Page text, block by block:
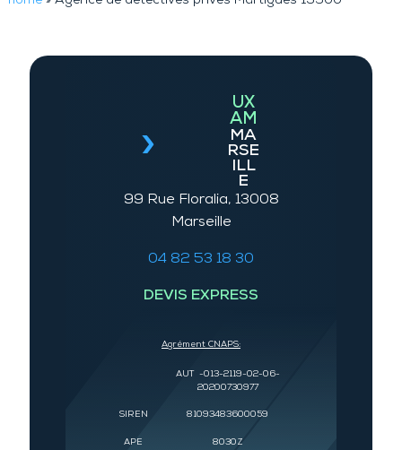
UX
AM
MA
RSE
ILL
E
99 Rue Floralia, 13008
Marseille
04 82 53 18 30
DEVIS EXPRESS
Agrément CNAPS:
AUT -013-2119-02-06-
20200730977
SIREN 81093483600059
APE 8030Z